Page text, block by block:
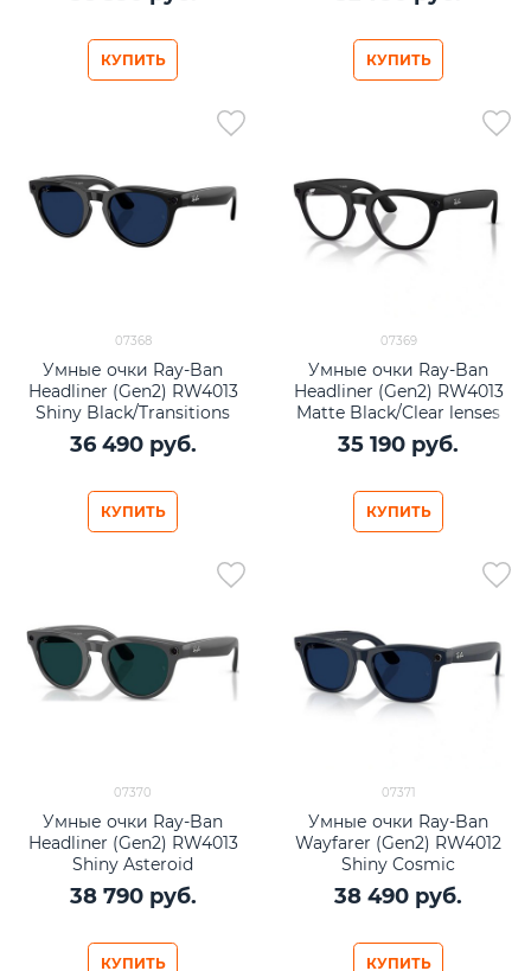
КУПИТЬ КУПИТЬ
07368
Умные очки Ray-Ban
Headliner (Gen2) RW4013
Shiny Black/Transitions
Sapphire lenses Size M
(50mm)
36 490 руб.
КУПИТЬ
07369
Умные очки Ray-Ban
Headliner (Gen2) RW4013
Matte Black/Clear lenses
Size M (50mm)
35 190 руб.
КУПИТЬ
07370
Умные очки Ray-Ban
Headliner (Gen2) RW4013
Shiny Asteroid
Grey/Transitions Emerald
lenses Size M (50mm)
38 790 руб.
КУПИТЬ
07371
Умные очки Ray-Ban
Wayfarer (Gen2) RW4012
Shiny Cosmic
Blue/Transitions Sapphire
lenses Size L (53mm)
38 490 руб.
КУПИТЬ